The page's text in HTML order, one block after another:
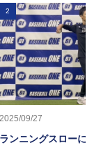
2
2025/09/27
ランニングスローに繋